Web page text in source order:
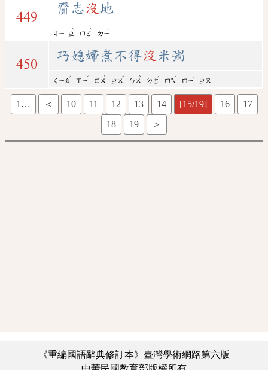
449
齎志沒 地
ㄐㄧ ㄓ
ˋ
ㄇㄛ
ˋ
ㄉㄧ
ˋ
450
巧媳婦煮不得沒 米粥
ㄑㄧㄠ
ˇ
ㄒㄧ
ˊ
ㄈㄨ
ˋ
ㄓㄨ
ˇ
ㄅㄨ
ˋ
ㄉㄜ
ˊ
ㄇㄟ
ˊ
ㄇㄧ
ˇ
ㄓㄡ
1… ＜ 10 11 12 13 14 [15/19] 16
17
18
19 ＞
《重編國語辭典修訂本》臺灣學術網路第六版
中華民國教育部版權所有